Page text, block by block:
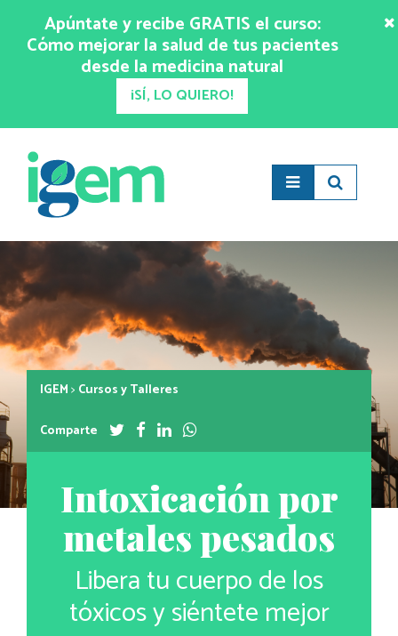
Apúntate y recibe GRATIS el curso:
Cómo mejorar la salud de tus pacientes
desde la medicina natural
¡SÍ, LO QUIERO!
IGEM> Cursos y Talleres
Comparte
Intoxicación por
metales pesados
Libera tu cuerpo de los
tóxicos y siéntete mejor